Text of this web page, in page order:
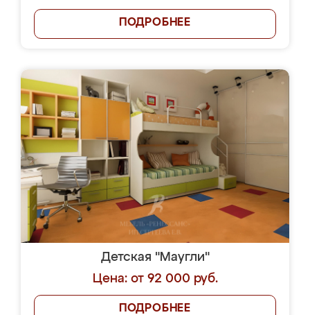
ПОДРОБНЕЕ
Детская "Маугли"
Цена: от 92 000 руб.
ПОДРОБНЕЕ